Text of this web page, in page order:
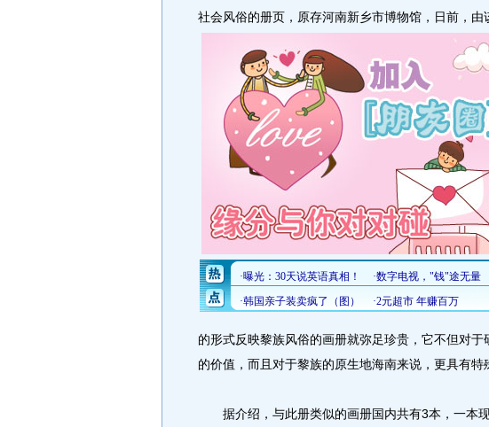
社会风俗的册页，原存河南新乡市博物馆，日前，
的形式反映黎族风俗的画册就弥足珍贵，它不但对
的价值，而且对于黎族的原生地海南来说，更具有特
据介绍，与此册类似的画册国内共有3本，一本